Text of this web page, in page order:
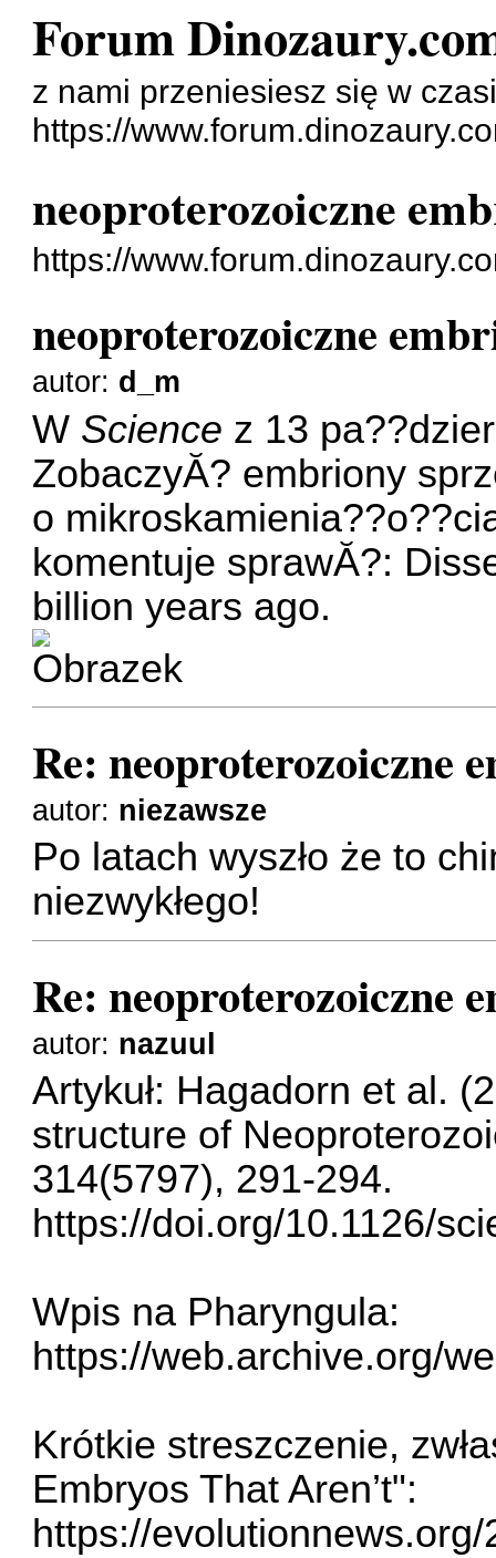
Forum
z nami przeniesiesz się w
https://
neoproterozoiczne
https://
neoproterozoiczne
autor: d_m
W Science z 13
ZobaczyĂ? embriony
o
komentuje sprawĂ?:
billion years ago.
Re: neoproterozoiczne
autor: niezawsze
Po latach wyszło że to
niezwykłego!
Re: neoproterozoiczne
autor: nazuul
Artykuł: Hagadorn et al.
structure of
314(5797), 291-294.
https://doi.org/10.1126/
Wpis na Pharyngula:
https://web.archive.org/
Krótkie streszczenie,
Embryos That Aren’t":
https://